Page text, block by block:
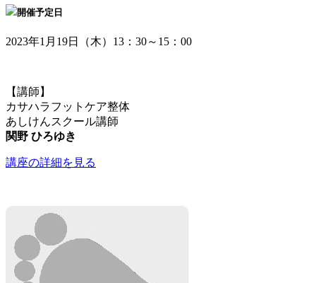
開催予定日
2023年1月19日（木）13：30～15：00
【講師】
カサハラフットケア整体
あしけんスクール講師
関野 ひろゆき
講座の詳細を見る